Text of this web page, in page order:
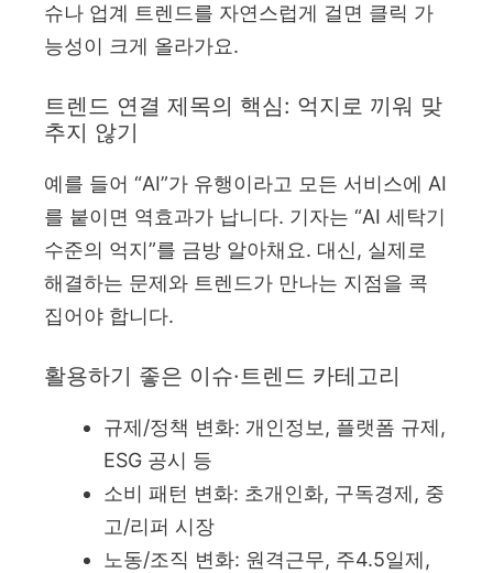
슈나 업계 트렌드를 자연스럽게 걸면 클릭 가
능성이 크게 올라가요.
트렌드 연결 제목의 핵심: 억지로 끼워 맞
추지 않기
예를 들어 “AI”가 유행이라고 모든 서비스에 AI
를 붙이면 역효과가 납니다. 기자는 “AI 세탁기
수준의 억지”를 금방 알아채요. 대신, 실제로
해결하는 문제와 트렌드가 만나는 지점을 콕
집어야 합니다.
활용하기 좋은 이슈·트렌드 카테고리
규제/정책 변화: 개인정보, 플랫폼 규제,
ESG 공시 등
소비 패턴 변화: 초개인화, 구독경제, 중
고/리퍼 시장
노동/조직 변화: 원격근무, 주4.5일제,